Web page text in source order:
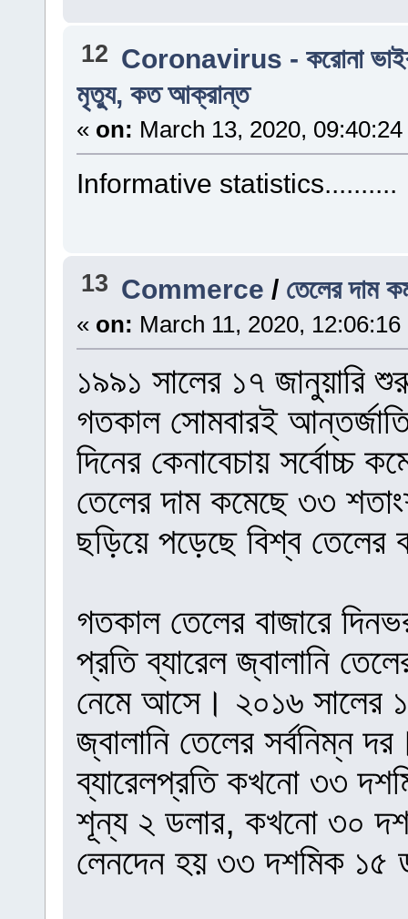
12 Coronavirus - করোনা
মৃত্যু, কত আক্রান্ত
« on: March 13, 2020,
Informative statistics..........
13 Commerce / তেলের দাম
« on: March 11, 2020, 12:06:16
১৯৯১ সালের ১৭ জানুয়ারি
গতকাল সোমবারই
দিনের কেনাবেচায় সর্বোচ্চ
তেলের দাম কমেছে ৩৩
ছড়িয়ে পড়েছে বিশ্ব তেলের
গতকাল তেলের বাজারে
প্রতি ব্যারেল জ্বালানি
নেমে আসে। ২০১৬ সালের
জ্বালানি তেলের সর্বনিম্ন
ব্যারেলপ্রতি কখনো ৩৩
শূন্য ২ ডলার, কখনো ৩০
লেনদেন হয় ৩৩ দশমিক ১৫